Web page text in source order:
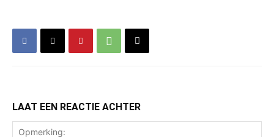
LAAT EEN REACTIE ACHTER